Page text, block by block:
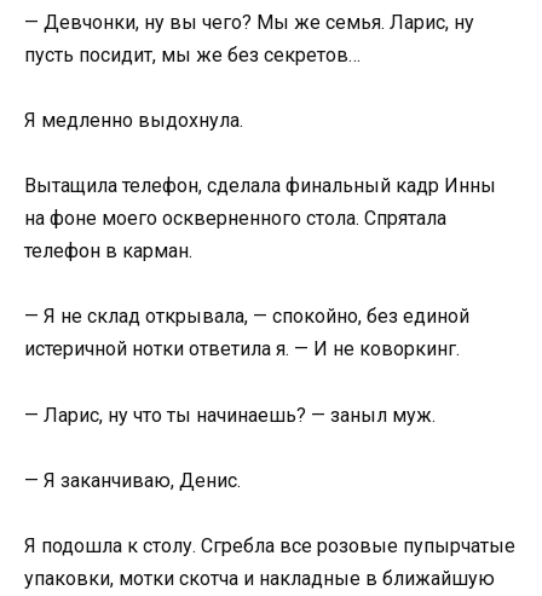
— Девчонки, ну вы чего? Мы же семья. Ларис, ну
пусть посидит, мы же без секретов…
Я медленно выдохнула.
Вытащила телефон, сделала финальный кадр Инны
на фоне моего оскверненного стола. Спрятала
телефон в карман.
— Я не склад открывала, — спокойно, без единой
истеричной нотки ответила я. — И не коворкинг.
— Ларис, ну что ты начинаешь? — заныл муж.
— Я заканчиваю, Денис.
Я подошла к столу. Сгребла все розовые пупырчатые
упаковки, мотки скотча и накладные в ближайшую